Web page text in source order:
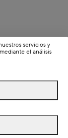
servicios y
el análisis